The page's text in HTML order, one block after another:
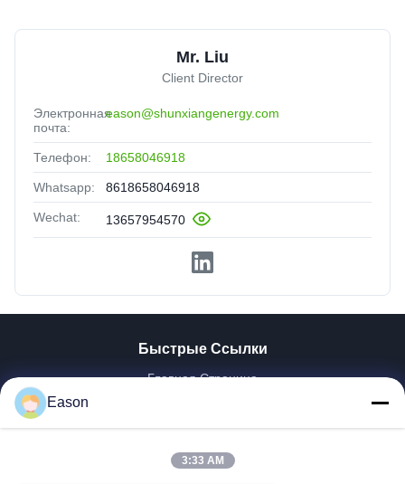
Mr. Liu
Client Director
Электронная
почта:
eason@shunxiangenergy.com
Телефон: 18658046918
Whatsapp: 8618658046918
Wechat: 13657954570
Быстрые Ссылки
Главная Страница
Ролики
О Компании
Наша Фабрика
Eason
3:33 AM